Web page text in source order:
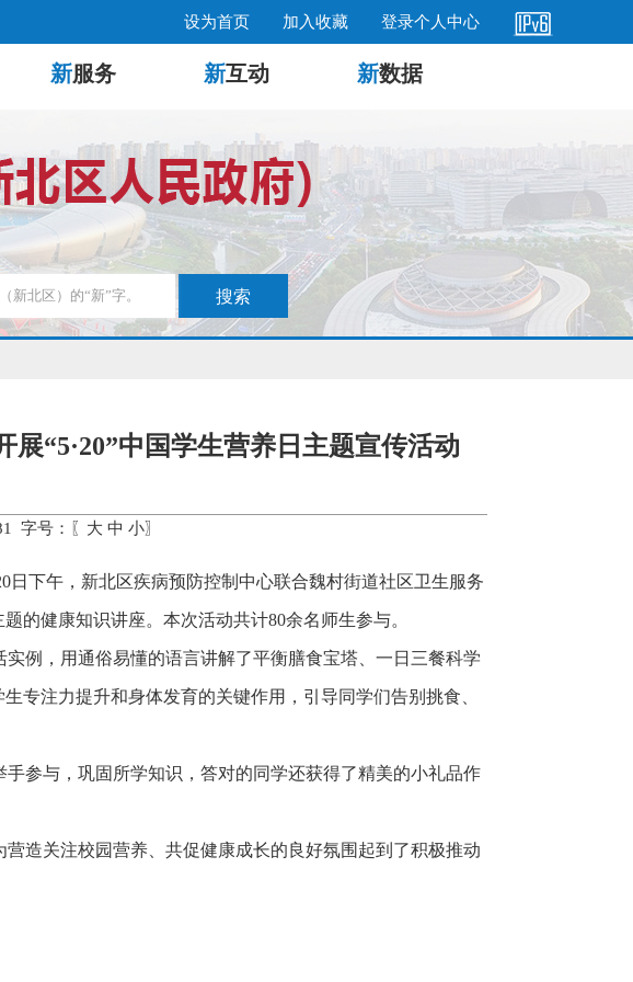
设为首页 加入收藏 登录个人中心
新服务 新互动 新数据
“5·20”中国学生营养日主题宣传活动
字号：〖 大 中 小〗
日下午，新北区疾病预防控制中心联合魏村街道社区卫生服务
的健康知识讲座。本次活动共计80余名师生参与。
例，用通俗易懂的语言讲解了平衡膳食宝塔、一日三餐科学
专注力提升和身体发育的关键作用，引导同学们告别挑食、
参与，巩固所学知识，答对的同学还获得了精美的小礼品作
造关注校园营养、共促健康成长的良好氛围起到了积极推动